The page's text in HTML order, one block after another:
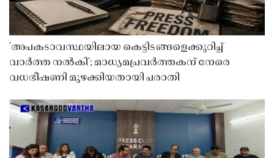
'അപകടാവസ്ഥയിലായ കെട്ടിടങ്ങളെക്കുറിച്ച്
വാർത്ത നൽകി'; മാധ്യമപ്രവർത്തകന് നേരെ
വധഭീഷണി മുഴക്കിയതായി പരാതി